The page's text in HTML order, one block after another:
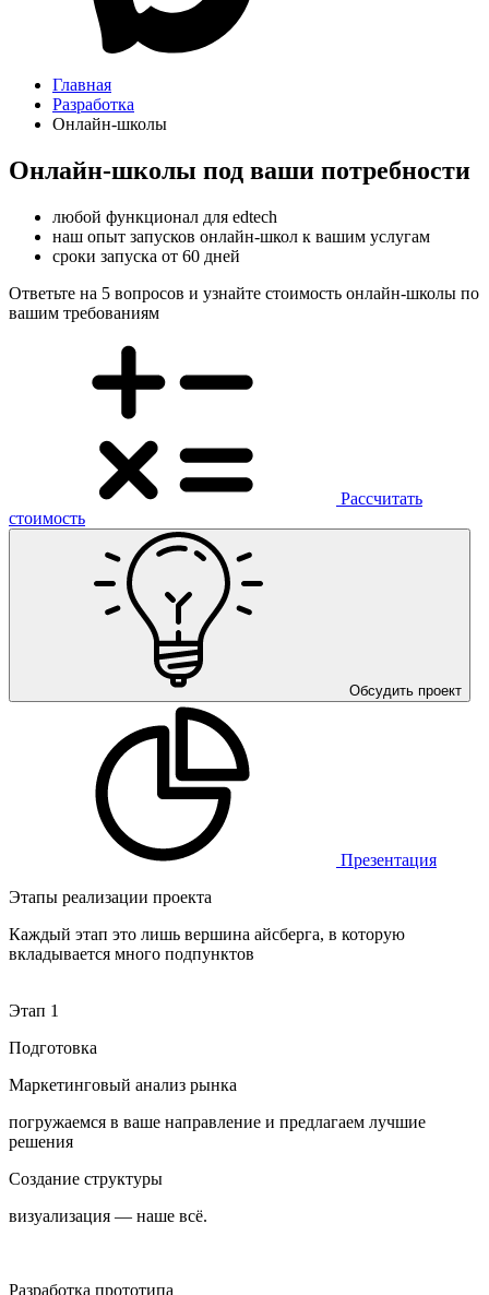
Главная
Разработка
Онлайн-школы
Онлайн-школы под ваши потребности
любой функционал для edtech
наш опыт запусков онлайн-школ к вашим услугам
сроки запуска от 60 дней
Ответьте на 5 вопросов и узнайте стоимость онлайн-школы по
вашим требованиям
Рассчитать
стоимость
Обсудить проект
Презентация
Этапы реализации проекта
Каждый этап это лишь вершина айсберга, в которую
вкладывается много подпунктов
Этап 1
Подготовка
Маркетинговый анализ рынка
погружаемся в ваше направление и предлагаем лучшие
решения
Создание структуры
визуализация — наше всё.
Разработка прототипа